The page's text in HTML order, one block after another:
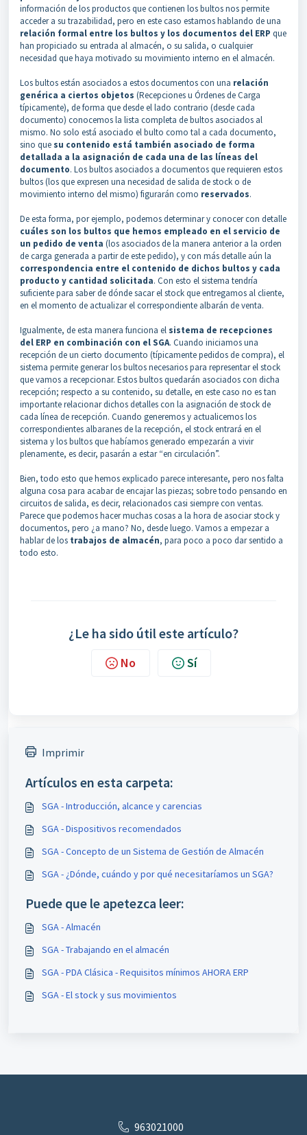
información de los productos que contienen los bultos nos permite
acceder a su trazabilidad, pero en este caso estamos hablando de una
relación formal entre los bultos y los documentos del ERP que
han propiciado su entrada al almacén, o su salida, o cualquier
necesidad que haya motivado su movimiento interno en el almacén.
Los bultos están asociados a estos documentos con una relación
genérica a ciertos objetos (Recepciones u Órdenes de Carga
típicamente), de forma que desde el lado contrario (desde cada
documento) conocemos la lista completa de bultos asociados al
mismo. No solo está asociado el bulto como tal a cada documento,
sino que su contenido está también asociado de forma
detallada a la asignación de cada una de las líneas del
documento. Los bultos asociados a documentos que requieren estos
bultos (los que expresen una necesidad de salida de stock o de
movimiento interno del mismo) figurarán como reservados.
De esta forma, por ejemplo, podemos determinar y conocer con detalle
cuáles son los bultos que hemos empleado en el servicio de
un pedido de venta (los asociados de la manera anterior a la orden
de carga generada a partir de este pedido), y con más detalle aún la
correspondencia entre el contenido de dichos bultos y cada
producto y cantidad solicitada. Con esto el sistema tendría
suficiente para saber de dónde sacar el stock que entregamos al cliente,
en el momento de actualizar el correspondiente albarán de venta.
Igualmente, de esta manera funciona el sistema de recepciones
del ERP en combinación con el SGA. Cuando iniciamos una
recepción de un cierto documento (típicamente pedidos de compra), el
sistema permite generar los bultos necesarios para representar el stock
que vamos a recepcionar. Estos bultos quedarán asociados con dicha
recepción; respecto a su contenido, su detalle, en este caso no es tan
importante relacionar dichos detalles con la asignación de stock de
cada línea de recepción. Cuando generemos y actualicemos los
correspondientes albaranes de la recepción, el stock entrará en el
sistema y los bultos que habíamos generado empezarán a vivir
plenamente, es decir, pasarán a estar “en circulación”.
Bien, todo esto que hemos explicado parece interesante, pero nos falta
alguna cosa para acabar de encajar las piezas; sobre todo pensando en
circuitos de salida, es decir, relacionados casi siempre con ventas.
Parece que podemos hacer muchas cosas a la hora de asociar stock y
documentos, pero ¿a mano? No, desde luego. Vamos a empezar a
hablar de los trabajos de almacén, para poco a poco dar sentido a
todo esto.
¿Le ha sido útil este artículo?
No Sí
Imprimir
Artículos en esta carpeta:
SGA - Introducción, alcance y carencias
SGA - Dispositivos recomendados
SGA - Concepto de un Sistema de Gestión de Almacén
SGA - ¿Dónde, cuándo y por qué necesitaríamos un SGA?
Puede que le apetezca leer:
SGA - Almacén
SGA - Trabajando en el almacén
SGA - PDA Clásica - Requisitos mínimos AHORA ERP
SGA - El stock y sus movimientos
963021000